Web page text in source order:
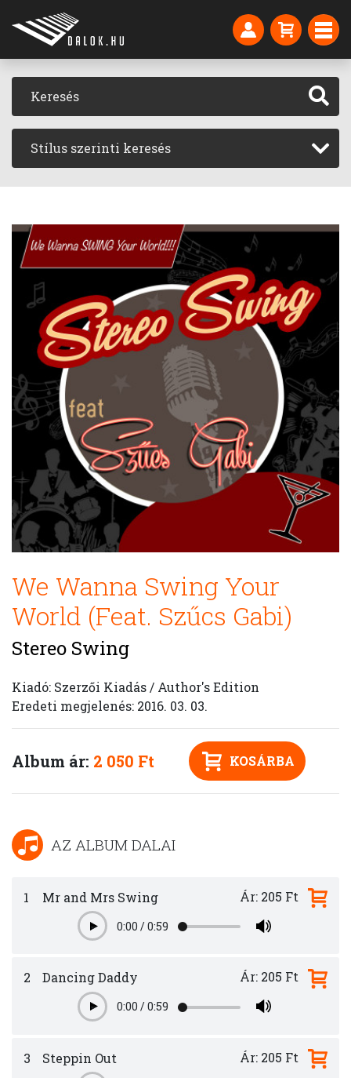
Stílus szerinti keresés
We Wanna Swing Your
World (Feat. Szűcs Gabi)
Stereo Swing
Kiadó: Szerzői Kiadás / Author's Edition
Eredeti megjelenés: 2016. 03. 03.
Album ár: 2 050 Ft KOSÁRBA
AZ ALBUM DALAI
1 Mr and Mrs Swing
Play0:00 /0:59
Ár: 205 Ft
2 Dancing Daddy
Play0:00 /0:59
Ár: 205 Ft
3 Steppin Out Ár: 205 Ft